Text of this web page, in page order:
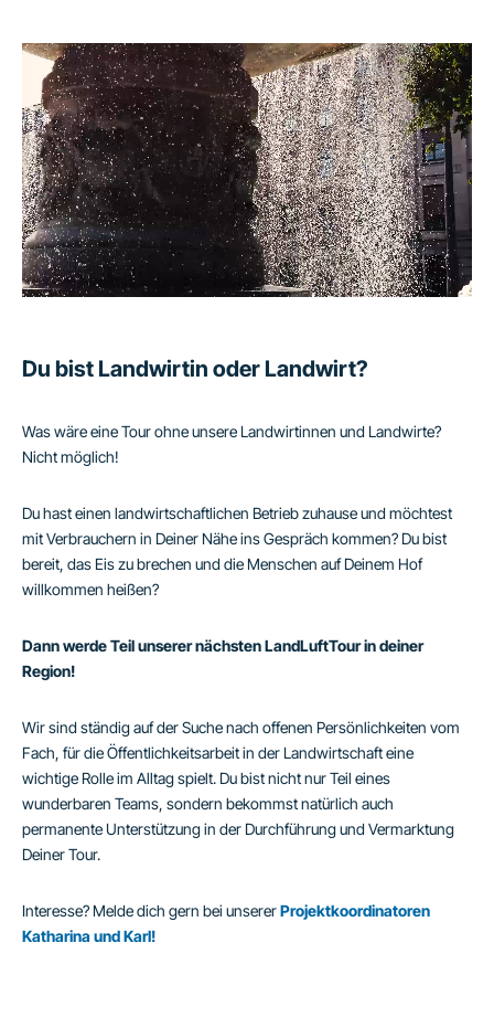
Du bist Landwirtin oder Landwirt?
Was wäre eine Tour ohne unsere Landwirtinnen und Landwirte?
Nicht möglich!
Du hast einen landwirtschaftlichen Betrieb zuhause und möchtest
mit Verbrauchern in Deiner Nähe ins Gespräch kommen? Du bist
bereit, das Eis zu brechen und die Menschen auf Deinem Hof
willkommen heißen?
Dann werde Teil unserer nächsten LandLuftTour in deiner
Region!
Wir sind ständig auf der Suche nach offenen Persönlichkeiten vom
Fach, für die Öffentlichkeitsarbeit in der Landwirtschaft eine
wichtige Rolle im Alltag spielt. Du bist nicht nur Teil eines
wunderbaren Teams, sondern bekommst natürlich auch
permanente Unterstützung in der Durchführung und Vermarktung
Deiner Tour.
Interesse? Melde dich gern bei unsererProjektkoordinatoren
Katharina und Karl!